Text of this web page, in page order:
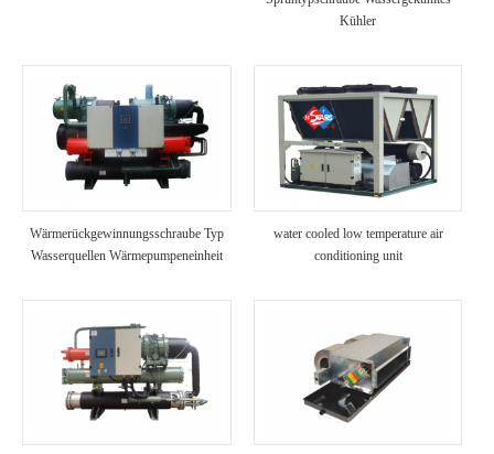
Kühler
Wärmerückgewinnungsschraube Typ
Wasserquellen Wärmepumpeneinheit
water cooled low temperature air
conditioning unit